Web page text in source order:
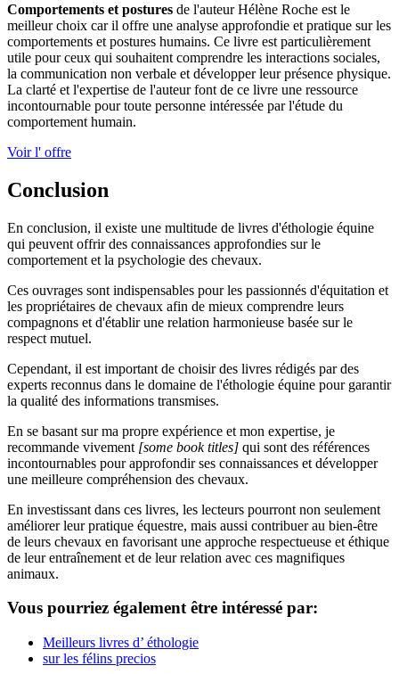
Comportements et postures de l'auteur Hélène Roche est le
meilleur choix car il offre une analyse approfondie et pratique sur les
comportements et postures humains. Ce livre est particulièrement
utile pour ceux qui souhaitent comprendre les interactions sociales,
la communication non verbale et développer leur présence physique.
La clarté et l'expertise de l'auteur font de ce livre une ressource
incontournable pour toute personne intéressée par l'étude du
comportement humain.
Voir l' offre
Conclusion
En conclusion, il existe une multitude de livres d'éthologie équine
qui peuvent offrir des connaissances approfondies sur le
comportement et la psychologie des chevaux.
Ces ouvrages sont indispensables pour les passionnés d'équitation et
les propriétaires de chevaux afin de mieux comprendre leurs
compagnons et d'établir une relation harmonieuse basée sur le
respect mutuel.
Cependant, il est important de choisir des livres rédigés par des
experts reconnus dans le domaine de l'éthologie équine pour garantir
la qualité des informations transmises.
En se basant sur ma propre expérience et mon expertise, je
recommande vivement [some book titles] qui sont des références
incontournables pour approfondir ses connaissances et développer
une meilleure compréhension des chevaux.
En investissant dans ces livres, les lecteurs pourront non seulement
améliorer leur pratique équestre, mais aussi contribuer au bien-être
de leurs chevaux en favorisant une approche respectueuse et éthique
de leur entraînement et de leur relation avec ces magnifiques
animaux.
Vous pourriez également être intéressé par:
Meilleurs livres d’ éthologie
sur les félins precios